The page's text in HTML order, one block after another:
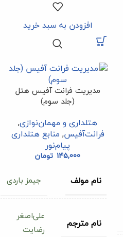
افزودن به سبد خرید
مدیریت فرانت آفیس هتل
(جلد سوم)
هتلداری و مهمان‌نوازی,
فرانت‌آفیس, منابع هتلداری
پیام‌نور
145,000 تومان
نام مولف جیمز باردی
نام مترجم
علی‌اصغر
رضایت